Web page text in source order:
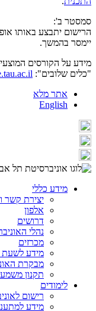
סמסטר ב':
הרישום יתבצע באותו
יימסר בהמשך.
מידע על הקורסים
"כלים שלובים":
אתר מלא
English
מידע כללי
יצירת קשר
אלפון
דרושים
נהלי
מכרזים
מידע לשעת
מבקרת
תקנון
לימודים
רישום
מידע